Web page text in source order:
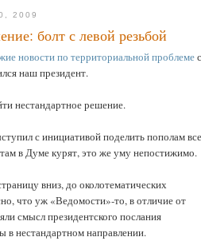
2009
болт с левой резьбой
новости по территориальной проблемес
наш президент.
нестандартное решение.
с инициативой поделить пополам все
в Думе курят, это же уму непостижимо.
вниз, до околотематических
что уж «Ведомости»-то, в отличие от
смысл президентского послания
в нестандартном направлении.